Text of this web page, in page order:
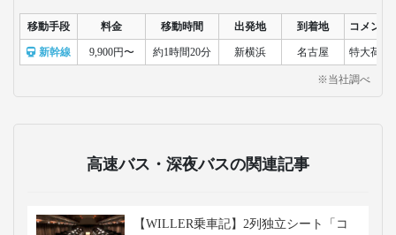
移動手段 料金 移動時間 出発地 到着地 コメント
新幹線 9,900円〜 約1時間20分 新横浜 名古屋 特大荷物
※当社調べ
高速バス・深夜バスの関連記事
【WILLER乗車記】2列独立シート「コ